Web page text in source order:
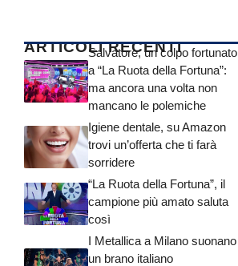
ARTICOLI RECENTI
Salvatore, un colpo fortunato
a “La Ruota della Fortuna”:
ma ancora una volta non
mancano le polemiche
Igiene dentale, su Amazon
trovi un’offerta che ti farà
sorridere
“La Ruota della Fortuna”, il
campione più amato saluta
così
I Metallica a Milano suonano
un brano italiano